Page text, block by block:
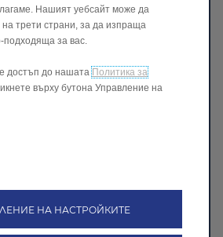
Нашият уебсайт може да
на трети страни, за да изпраща
подходяща за вас.
достъп до нашатаПолитика за
върху бутона Управление на
НА НАСТРОЙКИТЕ